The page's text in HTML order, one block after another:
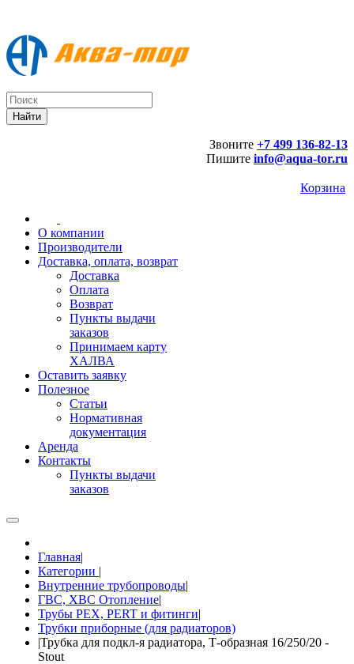
Звоните +7 499 136-82-13
Пишите info@aqua-tor.ru
Корзина
О компании
Производители
Доставка, оплата, возврат
Доставка
Оплата
Возврат
Пункты выдачи
заказов
Принимаем карту
ХАЛВА
Оставить заявку
Полезное
Статьи
Нормативная
документация
Аренда
Контакты
Пункты выдачи
заказов
Главная|
Категории |
Внутренние трубопроводы|
ГВС, ХВС Отопление|
Трубы PEX, PERT и фитинги|
Трубки приборные (для радиаторов)
|Трубка для подкл-я радиатора, Т-образная 16/250/20 -
Stout